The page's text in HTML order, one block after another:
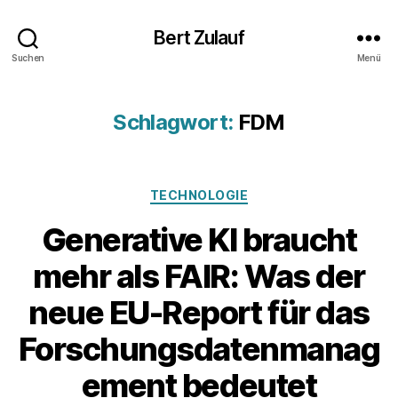
Suchen
Bert Zulauf
Menü
Schlagwort: FDM
Kategorien
TECHNOLOGIE
Generative KI braucht
mehr als FAIR: Was der
neue EU-Report für das
Forschungsdatenmanag
ement bedeutet
V
o
n